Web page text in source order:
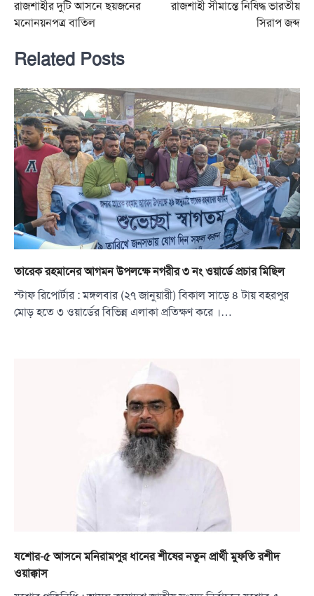
navigation
রাজশাহীর দুটি আসনে ছয়জনের
মনোনয়নপত্র বাতিল
রাজশাহী সীমান্তে নিষিদ্ধ ভারতীয়
সিরাপ জব্দ
Related Posts
তারেক রহমানের আগমন উপলক্ষে নগরীর ৩ নং ওয়ার্ডে প্রচার মিছিল
স্টাফ রিপোর্টার : মঙ্গলবার (২৭ জানুয়ারী) বিকাল সাড়ে ৪ টায় বহরপুর
মোড় হতে ৩ ওয়ার্ডের বিভিন্ন এলাকা প্রতিক্ষণ করে ।…
যশোর-৫ আসনে মনিরামপুর ধানের শীষের নতুন প্রার্থী মুফতি রশীদ
ওয়াক্কাস